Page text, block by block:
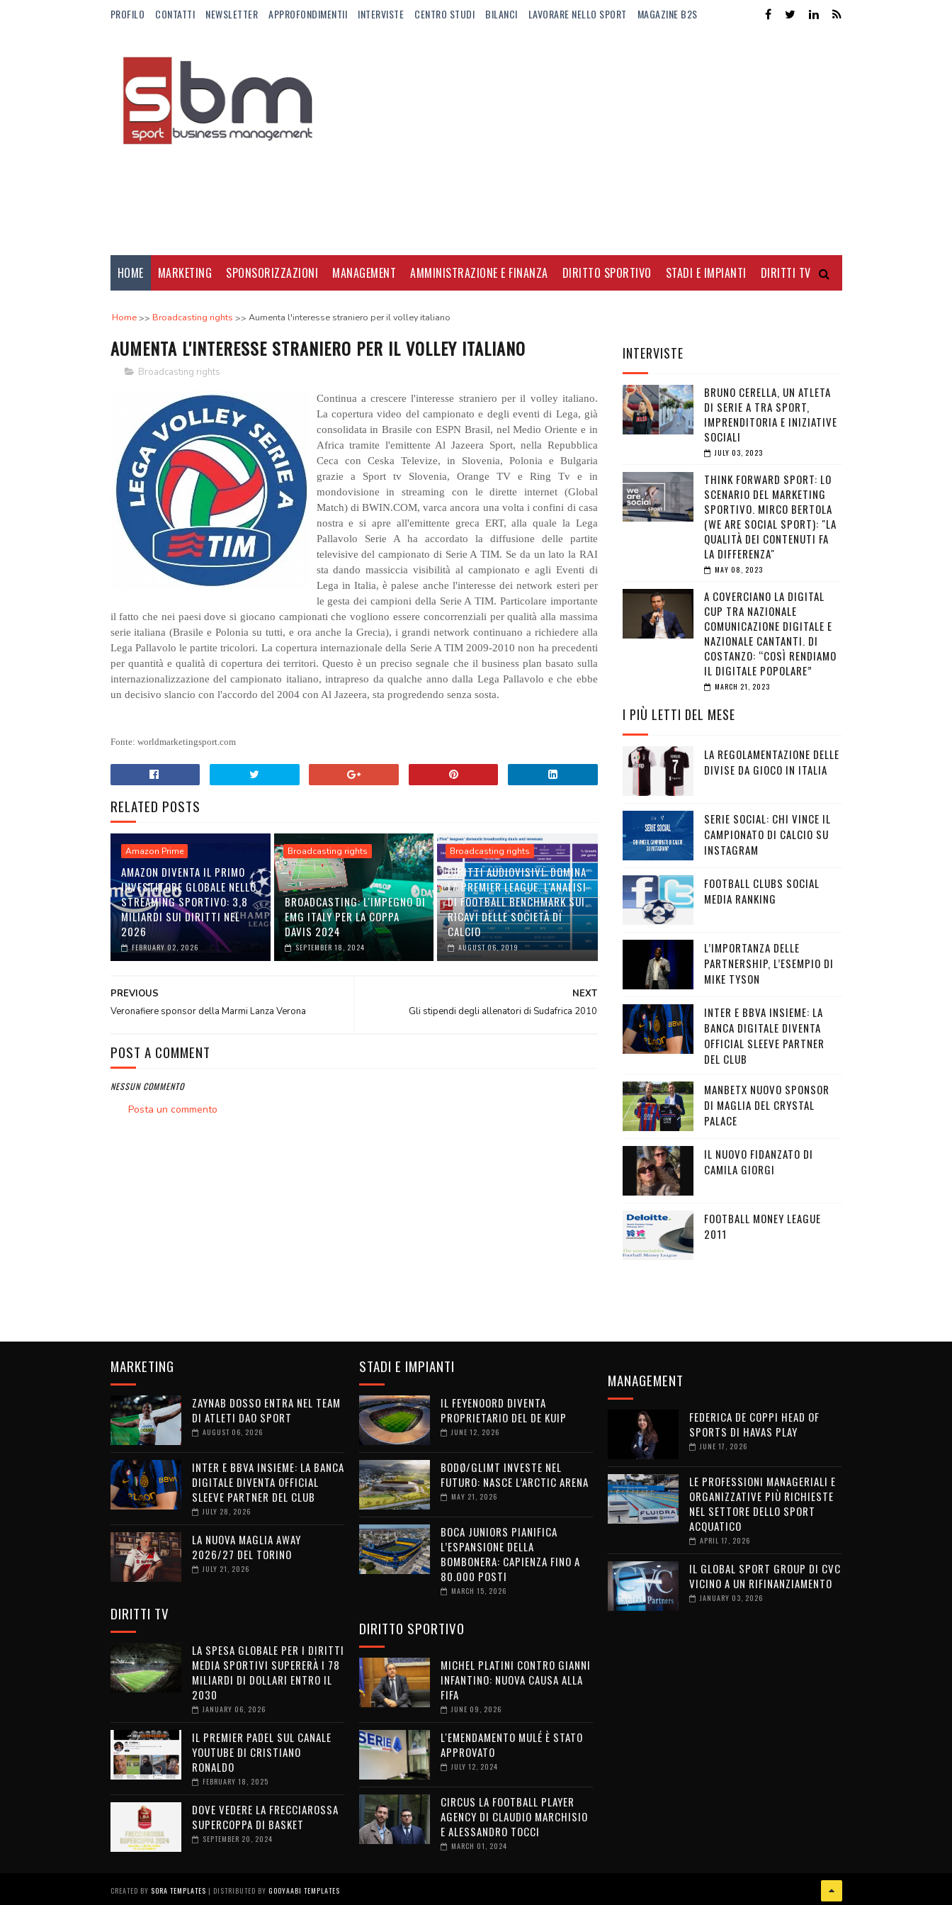
PROFILO CONTATTI NEWSLETTER APPROFONDIMENTII INTERVISTE CENTRO STUDI BILANCI LAVORARE NELLO SPORT MAGAZINE B2S
HOME MARKETING SPONSORIZZAZIONI MANAGEMENT AMMINISTRAZIONE E FINANZA DIRITTO SPORTIVO STADI E IMPIANTI DIRITTI TV
Home Broadcasting rights Aumenta l'interesse straniero per il volley italiano
AUMENTA L'INTERESSE STRANIERO PER IL VOLLEY ITALIANO
Broadcasting rights
Continua a crescere l'interesse straniero per il volley italiano.
La copertura video del campionato e degli eventi di Lega, già
consolidata in Brasile con ESPN Brasil, nel Medio Oriente e in
Africa tramite l'emittente Al Jazeera Sport, nella Repubblica
Ceca con Ceska Televize, in Slovenia, Polonia e Bulgaria
grazie a Sport tv Slovenia, Orange TV e Ring Tv e in
mondovisione in streaming con le dirette internet (Global
Match) di BWIN.COM, varca ancora una volta i confini di casa
nostra e si apre all'emittente greca ERT, alla quale la Lega
Pallavolo Serie A ha accordato la diffusione delle partite
televisive del campionato di Serie A TIM. Se da un lato la RAI
sta dando massiccia visibilità al campionato e agli Eventi di
Lega in Italia, è palese anche l'interesse dei network esteri per
le gesta dei campioni della Serie A TIM. Particolare importante
il fatto che nei paesi dove si giocano campionati che vogliono essere concorrenziali per qualità alla massima
serie italiana (Brasile e Polonia su tutti, e ora anche la Grecia), i grandi network continuano a richiedere alla
Lega Pallavolo le partite tricolori. La copertura internazionale della Serie A TIM 2009-2010 non ha precedenti
per quantità e qualità di copertura dei territori. Questo è un preciso segnale che il business plan basato sulla
internazionalizzazione del campionato italiano, intrapreso da qualche anno dalla Lega Pallavolo e che ebbe
un decisivo slancio con l'accordo del 2004 con Al Jazeera, sta progredendo senza sosta.
Fonte: worldmarketingsport.com
RELATED POSTS
Amazon Prime
AMAZON DIVENTA IL PRIMO
INVESTITORE GLOBALE NELLO
STREAMING SPORTIVO: 3,8
MILIARDI SUI DIRITTI NEL
2026
FEBRUARY 02, 2026
Broadcasting rights
BROADCASTING: L'IMPEGNO DI
EMG ITALY PER LA COPPA
DAVIS 2024
SEPTEMBER 18, 2024
Broadcasting rights
DIRITTI AUDIOVISIVI: DOMINA
LA PREMIER LEAGUE. L'ANALISI
DI FOOTBALL BENCHMARK SUI
RICAVI DELLE SOCIETÀ DI
CALCIO
AUGUST 06, 2019
NEXT
Gli stipendi degli allenatori di Sudafrica 2010
PREVIOUS
Veronafiere sponsor della Marmi Lanza Verona
POST A COMMENT
NESSUN COMMENTO
Posta un commento
INTERVISTE
BRUNO CERELLA, UN ATLETA
DI SERIE A TRA SPORT,
IMPRENDITORIA E INIZIATIVE
SOCIALI
JULY 03, 2023
THINK FORWARD SPORT: LO
SCENARIO DEL MARKETING
SPORTIVO. MIRCO BERTOLA
(WE ARE SOCIAL SPORT): "LA
QUALITÀ DEI CONTENUTI FA
LA DIFFERENZA"
MAY 08, 2023
A COVERCIANO LA DIGITAL
CUP TRA NAZIONALE
COMUNICAZIONE DIGITALE E
NAZIONALE CANTANTI. DI
COSTANZO: “COSÌ RENDIAMO
IL DIGITALE POPOLARE”
MARCH 21, 2023
I PIÙ LETTI DEL MESE
LA REGOLAMENTAZIONE DELLE
DIVISE DA GIOCO IN ITALIA
SERIE SOCIAL: CHI VINCE IL
CAMPIONATO DI CALCIO SU
INSTAGRAM
FOOTBALL CLUBS SOCIAL
MEDIA RANKING
L’IMPORTANZA DELLE
PARTNERSHIP, L’ESEMPIO DI
MIKE TYSON
INTER E BBVA INSIEME: LA
BANCA DIGITALE DIVENTA
OFFICIAL SLEEVE PARTNER
DEL CLUB
MANBETX NUOVO SPONSOR
DI MAGLIA DEL CRYSTAL
PALACE
IL NUOVO FIDANZATO DI
CAMILA GIORGI
FOOTBALL MONEY LEAGUE
2011
MARKETING
ZAYNAB DOSSO ENTRA NEL TEAM
DI ATLETI DAO SPORT
AUGUST 06, 2026
INTER E BBVA INSIEME: LA BANCA
DIGITALE DIVENTA OFFICIAL
SLEEVE PARTNER DEL CLUB
JULY 28, 2026
LA NUOVA MAGLIA AWAY
2026/27 DEL TORINO
JULY 21, 2026
DIRITTI TV
LA SPESA GLOBALE PER I DIRITTI
MEDIA SPORTIVI SUPERERÀ I 78
MILIARDI DI DOLLARI ENTRO IL
2030
JANUARY 06, 2026
IL PREMIER PADEL SUL CANALE
YOUTUBE DI CRISTIANO
RONALDO
FEBRUARY 18, 2025
DOVE VEDERE LA FRECCIAROSSA
SUPERCOPPA DI BASKET
SEPTEMBER 20, 2024
STADI E IMPIANTI
IL FEYENOORD DIVENTA
PROPRIETARIO DEL DE KUIP
JUNE 12, 2026
BODØ/GLIMT INVESTE NEL
FUTURO: NASCE L’ARCTIC ARENA
MAY 21, 2026
BOCA JUNIORS PIANIFICA
L’ESPANSIONE DELLA
BOMBONERA: CAPIENZA FINO A
80.000 POSTI
MARCH 15, 2026
DIRITTO SPORTIVO
MICHEL PLATINI CONTRO GIANNI
INFANTINO: NUOVA CAUSA ALLA
FIFA
JUNE 09, 2026
L'EMENDAMENTO MULÉ È STATO
APPROVATO
JULY 12, 2024
CIRCUS LA FOOTBALL PLAYER
AGENCY DI CLAUDIO MARCHISIO
E ALESSANDRO TOCCI
MARCH 01, 2024
MANAGEMENT
FEDERICA DE COPPI HEAD OF
SPORTS DI HAVAS PLAY
JUNE 17, 2026
LE PROFESSIONI MANAGERIALI E
ORGANIZZATIVE PIÙ RICHIESTE
NEL SETTORE DELLO SPORT
ACQUATICO
APRIL 17, 2026
IL GLOBAL SPORT GROUP DI CVC
VICINO A UN RIFINANZIAMENTO
JANUARY 03, 2026
CREATED BY SORA TEMPLATES | DISTRIBUTED BY GOOYAABI TEMPLATES